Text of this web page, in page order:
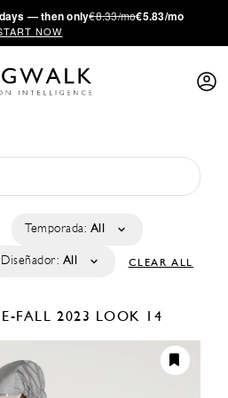
— then only€8.33/mo€5.83/mo
NOW
Temporada: All
Diseñador: All CLEAR ALL
FALL 2023 LOOK 14